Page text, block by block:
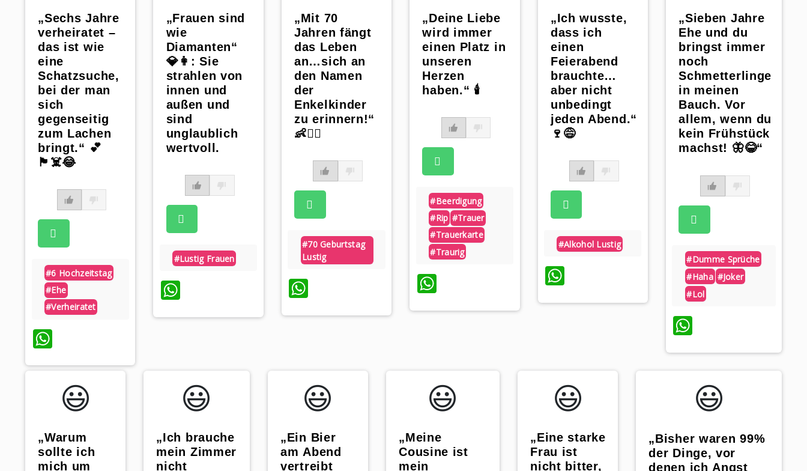
„Sechs Jahre
verheiratet –
das ist wie
eine
Schatzsuche,
bei der man
sich
gegenseitig
zum Lachen
bringt.“ 💕
🏴‍☠️😂
#6 Hochzeitstag
#ehe
#verheiratet
WhatsApp
„Frauen sind
wie
Diamanten“
💎👩: Sie
strahlen von
innen und
außen und
sind
unglaublich
wertvoll.
#lustig Frauen
WhatsApp
„Mit 70
Jahren fängt
das Leben
an…sich an
den Namen
der
Enkelkinder
zu erinnern!“
👶🙋‍♀️
#70 Geburtstag
Lustig
„Deine Liebe
wird immer
einen Platz in
unseren
Herzen
haben.“ 🕯
#beerdigung
#rip #trauer
#trauerkarte
#traurig
WhatsApp
„Ich wusste,
dass ich
einen
Feierabend
brauchte…
aber nicht
unbedingt
jeden Abend.“
🍷😅
#alkohol Lustig
„Sieben Jahre
Ehe und du
bringst immer
noch
Schmetterlinge
in meinen
Bauch. Vor
allem, wenn du
kein Frühstück
machst! 🦋😂“
#dumme Sprüche
#haha #joker
#lol
😃️
„Warum
sollte ich
mich um
😃️
„Ich brauche
mein Zimmer
nicht
😃️
„Ein Bier
am Abend
vertreibt
😃️
„Meine
Cousine ist
mein
😃️
„Eine starke
Frau ist
nicht bitter,
😃️
„Bisher waren 99%
der Dinge, vor
denen ich Angst